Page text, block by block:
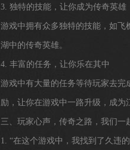
3. 独特的技能，让你成为传奇英雄
游戏中拥有众多独特的技能，如飞
湖中的传奇英雄。
4. 丰富的任务，让你乐在其中
游戏中有大量的任务等待玩家去完
励，让你在游戏中一路升级，成为
三、玩家心声，传奇之路，我们一
1. “在这个游戏中，我找到了久违